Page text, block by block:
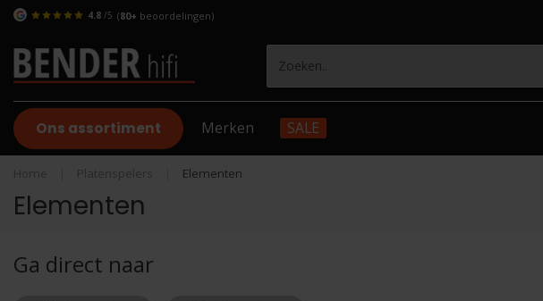
4.8 /5 (80+ beoordelingen)
Ons assortiment Merken SALE
Home Platenspelers Elementen
Elementen
Ga direct naar